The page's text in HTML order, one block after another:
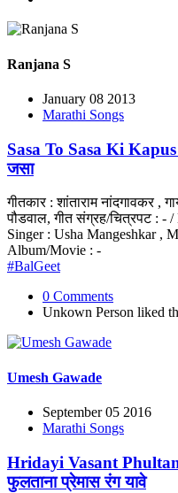
Ranjana S
January 08 2013
Marathi Songs
Sasa To Sasa Ki
जसा
गीतकार : शांताराम नांदगावकर
पौडवाल, गीत संग्रह/चित्रपट : -
Singer : Usha Mangeshkar ,
Album/Movie : -
#BalGeet
0 Comments
Unkown Person liked
Umesh Gawade
September 05 2016
Marathi Songs
Hridayi Vasant
फुलताना प्रेमास रंग यावे